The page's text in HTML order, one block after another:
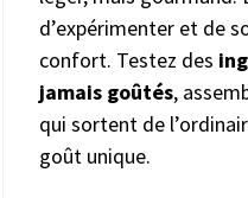
d’expérimenter et de
confort. Testez des
jamais goûtés,
qui sortent de
goût unique.